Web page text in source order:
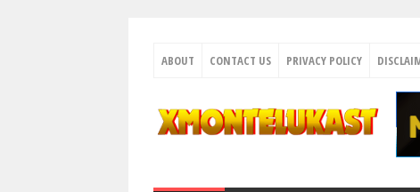
ABOUT CONTACT US PRIVACY POLICY